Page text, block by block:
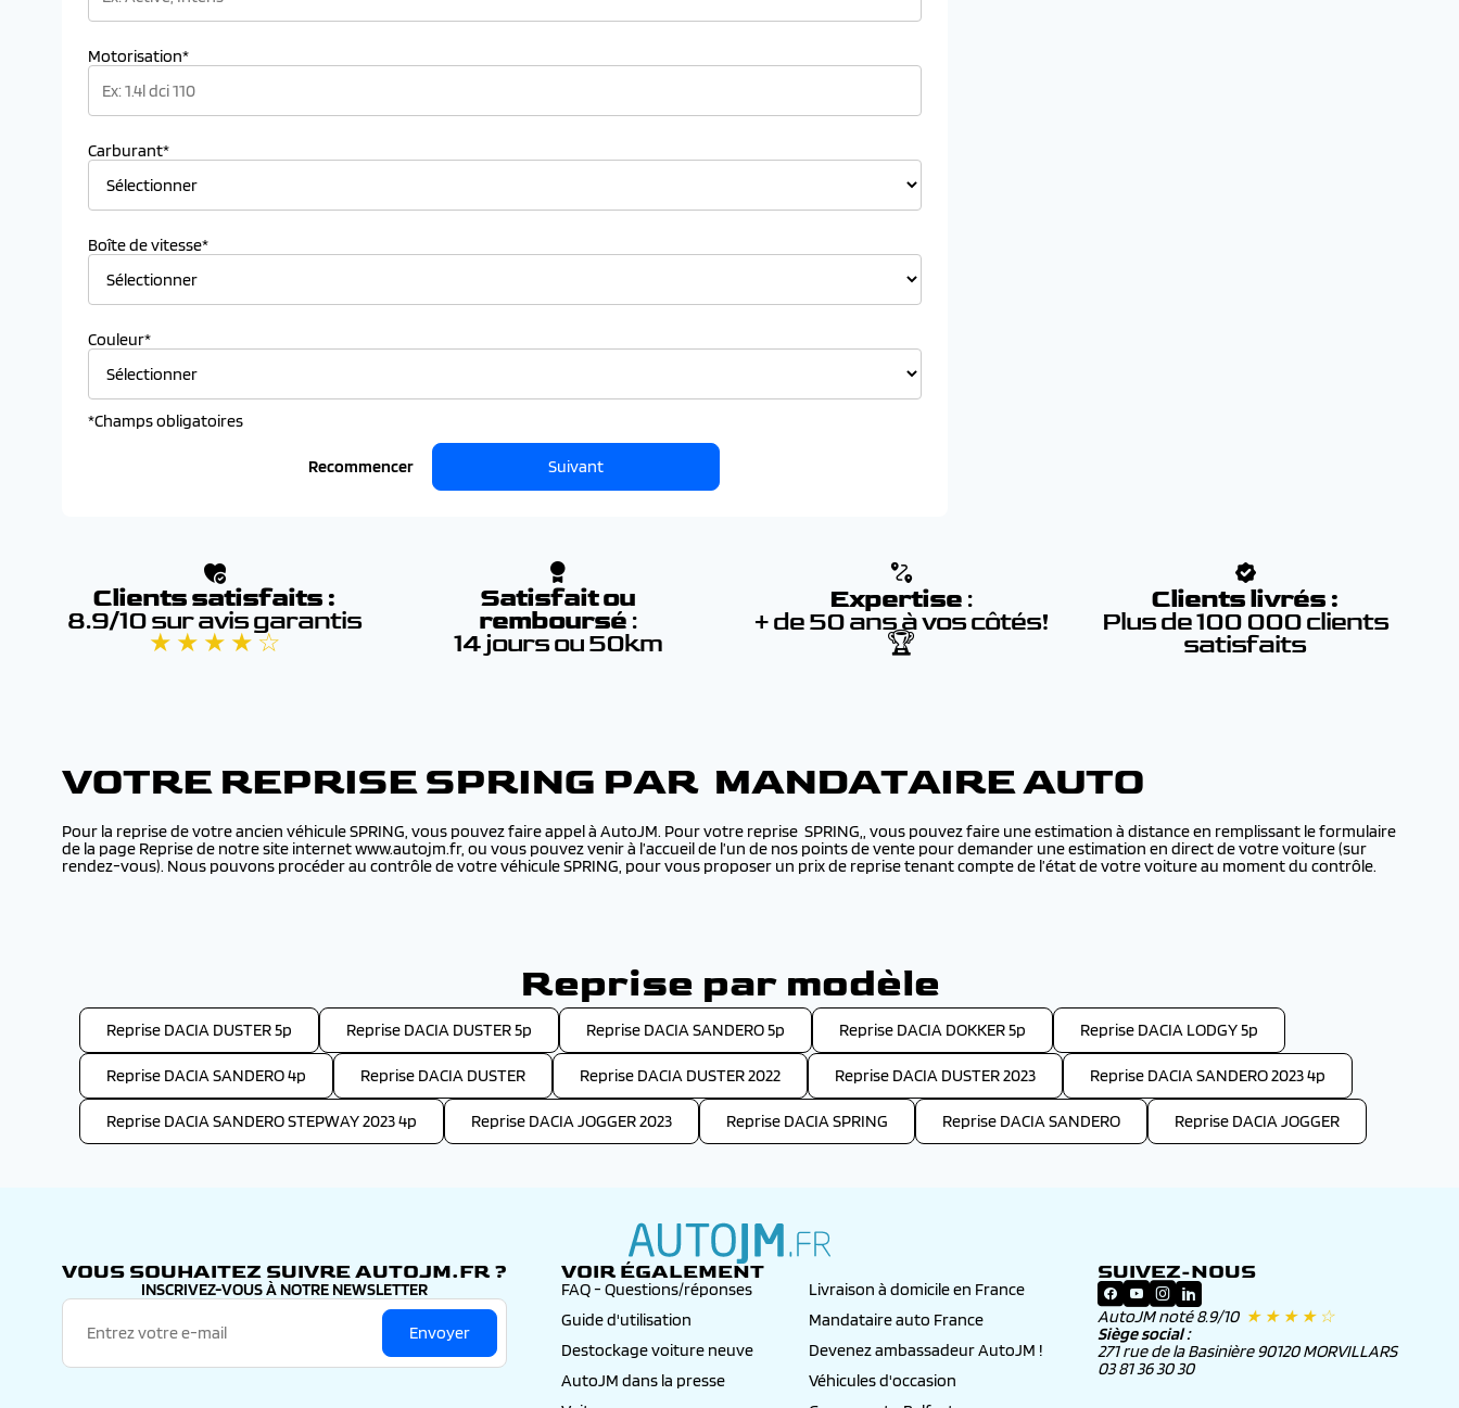
Motorisation*
Carburant*
Boîte de vitesse*
Couleur*
*Champs obligatoires
Recommencer Suivant
Clients satisfaits :
8.9/10 sur avis garantis
★ ★ ★ ★ ☆
Satisfait ou
remboursé :
14 jours ou 50km
Expertise :
+ de 50 ans à vos côtés!
🏆
Clients livrés :
Plus de 100 000 clients
satisfaits
VOTRE REPRISE SPRING PAR MANDATAIRE AUTO
Pour la reprise de votre ancien véhicule SPRING, vous pouvez faire appel à AutoJM. Pour votre reprise SPRING,, vous pouvez faire une estimation à distance en remplissant le formulaire
de la page Reprise de notre site internet www.autojm.fr, ou vous pouvez venir à l’accueil de l’un de nos points de vente pour demander une estimation en direct de votre voiture (sur
rendez-vous). Nous pouvons procéder au contrôle de votre véhicule SPRING, pour vous proposer un prix de reprise tenant compte de l’état de votre voiture au moment du contrôle.
Reprise par modèle
Reprise DACIA DUSTER 5p Reprise DACIA DUSTER 5p Reprise DACIA SANDERO 5p Reprise DACIA DOKKER 5p Reprise DACIA LODGY 5p
Reprise DACIA SANDERO 4p Reprise DACIA DUSTER Reprise DACIA DUSTER 2022 Reprise DACIA DUSTER 2023 Reprise DACIA SANDERO 2023 4p
Reprise DACIA SANDERO STEPWAY 2023 4p Reprise DACIA JOGGER 2023 Reprise DACIA SPRING Reprise DACIA SANDERO Reprise DACIA JOGGER
autojm.fr
VOUS SOUHAITEZ SUIVRE AUTOJM.FR ?
INSCRIVEZ-VOUS À NOTRE NEWSLETTER
Envoyer
VOIR ÉGALEMENT
FAQ - Questions/réponses
Livraison à domicile en France
Guide d'utilisation
Mandataire auto France
Destockage voiture neuve
Devenez ambassadeur AutoJM !
AutoJM dans la presse
Véhicules d'occasion
SUIVEZ-NOUS
AutoJM noté 8.9/10 ★ ★ ★ ★ ☆
Siège social :
271 rue de la Basinière 90120 MORVILLARS
03 81 36 30 30